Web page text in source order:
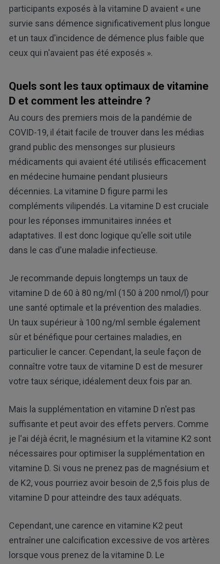
participants exposés à la vitamine D avaient « une
survie sans démence significativement plus longue
et un taux d'incidence de démence plus faible que
ceux qui n'avaient pas été exposés ».
Quels sont les taux optimaux de vitamine
D et comment les atteindre ?
Au cours des premiers mois de la pandémie de
COVID-19, il était facile de trouver dans les médias
grand public des mensonges sur plusieurs
médicaments qui avaient été utilisés efficacement
en médecine humaine pendant plusieurs
décennies. La vitamine D figure parmi les
compléments vilipendés. La vitamine D est cruciale
pour les réponses immunitaires innées et
adaptatives. Il est donc logique qu'elle soit utile
dans le cas d'une maladie infectieuse.
Je recommande depuis longtemps un taux de
vitamine D de 60 à 80 ng/ml (150 à 200 nmol/l) pour
une santé optimale et la prévention des maladies.
Un taux supérieur à 100 ng/ml semble également
sûr et bénéfique pour certaines maladies, en
particulier le cancer. Cependant, la seule façon de
connaître votre taux de vitamine D est de mesurer
votre taux sérique, idéalement deux fois par an.
Mais la supplémentation en vitamine D n'est pas
suffisante et peut avoir des effets pervers. Comme
je l'ai déjà écrit, le magnésium et la vitamine K2 sont
nécessaires pour optimiser la supplémentation en
vitamine D. Si vous ne prenez pas de magnésium et
de K2, vous pourriez avoir besoin de 2,5 fois plus de
vitamine D pour atteindre des taux adéquats.
Cependant, une carence en vitamine K2 peut
entraîner une calcification excessive de vos artères
lorsque vous prenez de la vitamine D. Le